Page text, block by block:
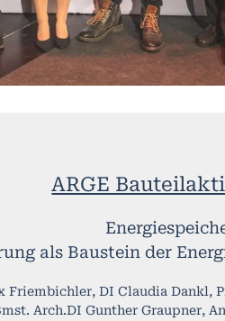
ARGE
als Baustein der
Friembichler, DI Claudia Dankl,
Arch.DI Gunther Graupner,